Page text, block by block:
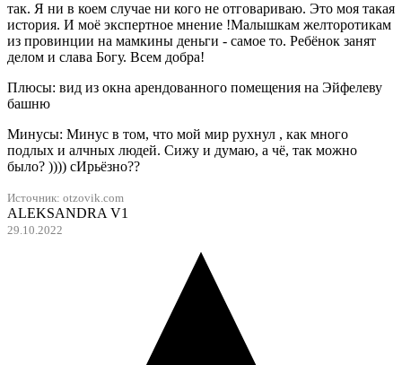
так. Я ни в коем случае ни кого не отговариваю. Это моя такая
история. И моё экспертное мнение !Малышкам желторотикам
из провинции на мамкины деньги - самое то. Ребёнок занят
делом и слава Богу. Всем добра!
Плюсы: вид из окна арендованного помещения на Эйфелеву
башню
Минусы: Минус в том, что мой мир рухнул , как много
подлых и алчных людей. Сижу и думаю, а чё, так можно
было? )))) сИрьёзно??
Источник: otzovik.com
ALEKSANDRA V1
29.10.2022